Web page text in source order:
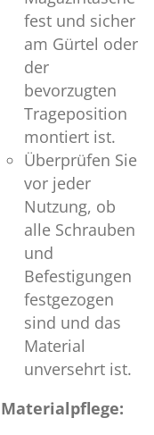
fest und sicher
am Gürtel oder
der
bevorzugten
Trageposition
montiert ist.
Überprüfen Sie
vor jeder
Nutzung, ob
alle Schrauben
und
Befestigungen
festgezogen
sind und das
Material
unversehrt ist.
Materialpflege: